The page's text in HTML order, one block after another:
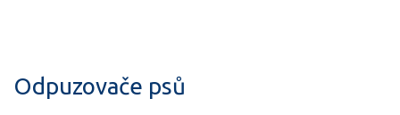
Odpuzovače psů